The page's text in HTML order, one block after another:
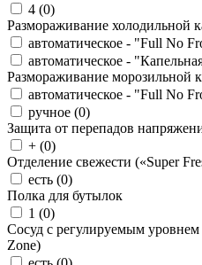
4 (0)
Размораживание холодильной
автоматическое - "Full No
автоматическое -
Размораживание морозильной
автоматическое - "Full No
ручное (0)
Защита от перепадов
+ (0)
Отделение свежести («Super
есть (0)
Полка для бутылок
1 (0)
Сосуд с регулируемым
Zone)